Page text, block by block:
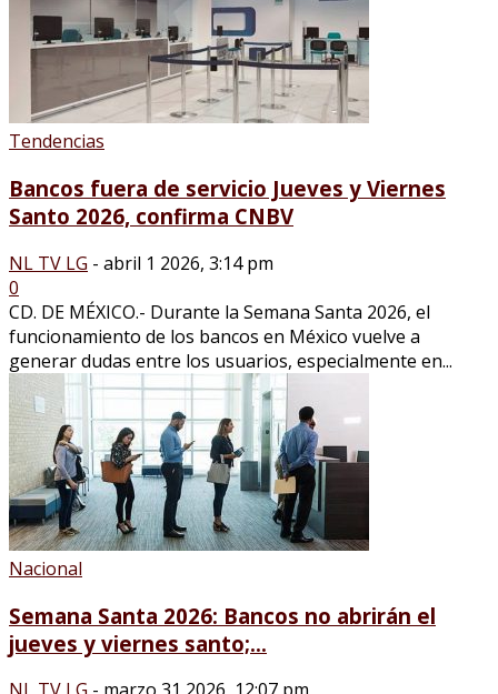
Tendencias
Bancos fuera de servicio Jueves y Viernes
Santo 2026, confirma CNBV
NL TV LG - abril 1 2026, 3:14 pm
0
CD. DE MÉXICO.- Durante la Semana Santa 2026, el
funcionamiento de los bancos en México vuelve a
generar dudas entre los usuarios, especialmente en...
Nacional
Semana Santa 2026: Bancos no abrirán el
jueves y viernes santo;...